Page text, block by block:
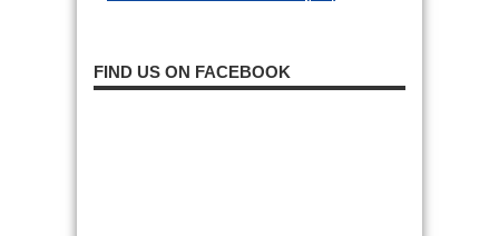
FIND US ON FACEBOOK